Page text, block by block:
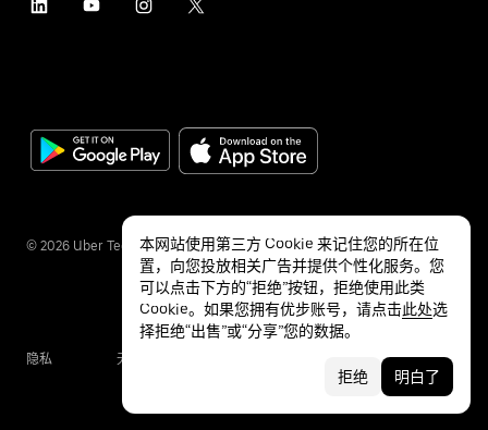
© 2026 Uber Technologies Inc.
隐私 无障碍服务
本网站使用第三方 Cookie 来记住您的所在位
置，向您投放相关广告并提供个性化服务。您
可以点击下方的“拒绝”按钮，拒绝使用此类
Cookie。如果您拥有优步账号，请点击此处选
择拒绝“出售”或“分享”您的数据。
拒绝 明白了